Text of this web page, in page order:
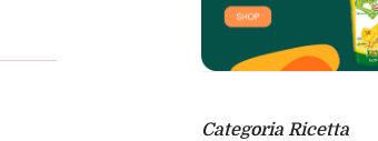
Categoria Ricetta